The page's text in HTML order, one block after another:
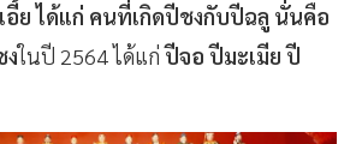
อี้ย ได้แก่ คนที่เกิดปีชงกับปีฉลู นั่นคือ
งในปี 2564ได้แก่ปีจอปีมะเมีย ปี